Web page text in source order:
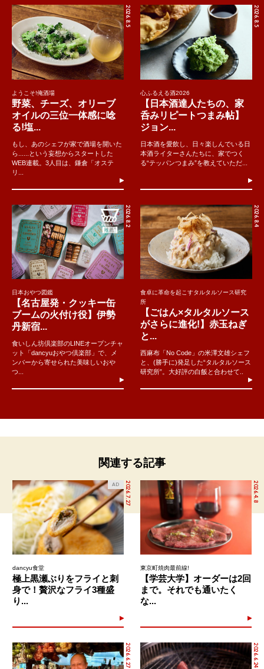
2026.8.5
ようこそ!俺酒場
野菜、チーズ、オリーブ
オイルの三位一体感に唸
る!塩...
もし、あのシェフが家で酒場を開いた
ら......という妄想からスタートした
WEB連載。3人目は、鎌倉「オステ
リ...
2026.8.5
心ふるえる酒2026
【日本酒達人たちの、家
呑みリピートつまみ帖】
ジョン...
日本酒を愛飲し、日々楽しんでいる日
本酒ライターさんたちに、家でつく
る“テッパンつまみ”を教えていただ...
2026.8.2
日本おやつ図鑑
【名古屋発・クッキー缶
ブームの火付け役】伊勢
丹新宿...
食いしん坊倶楽部のLINEオープンチャ
ット「dancyuおやつ倶楽部」で、メ
ンバーから寄せられた美味しいおや
つ...
2026.8.4
食卓に革命を起こすタルタルソース研究
所
【ごはん×タルタルソース
がさらに進化!】赤玉ねぎ
と...
西麻布「No Code」の米澤文雄シェフ
と、(勝手に)発足した“タルタルソース
研究所”。大好評の白飯と合わせて..
関連する記事
2026.7.27
AD
dancyu食堂
極上黒瀬ぶりをフライと刺
身で！贅沢なフライ3種盛
り...
2026.4.8
東京町焼肉最前線!
【学芸大学】オーダーは2回
まで。それでも通いたく
な...
2026.6.27 2026.6.24